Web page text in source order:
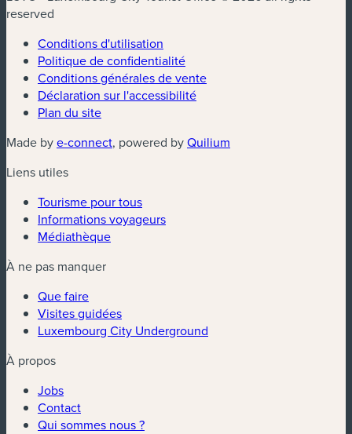
reserved
Conditions d'utilisation
Politique de confidentialité
Conditions générales de vente
Déclaration sur l'accessibilité
Plan du site
Made bye-connect(nouvelle fenêtre)
, powered byQuilium
Liens utiles
Tourisme pour tous
Informations voyageurs
Médiathèque
À ne pas manquer
Que faire
Visites guidées
Luxembourg City Underground
À propos
Jobs
Contact
Qui sommes nous ?